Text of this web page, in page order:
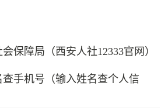
保障局（西安人社12333官网）
查手机号（输入姓名查个人信